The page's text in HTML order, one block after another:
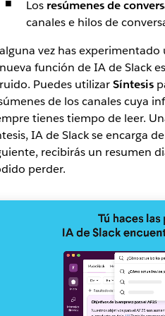
Los resúmenes de
canales e hilos de
vez has
función de IA de Slack
Puedes utilizarSíntesis
de los canales cuya
tienes tiempo de leer.
IA de Slack se encarga
recibirás un resumen
perder.